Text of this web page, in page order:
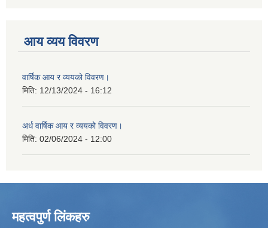
आय व्यय विवरण
वार्षिक आय र व्ययको विवरण।
मिति: 12/13/2024 - 16:12
अर्ध वार्षिक आय र व्ययको विवरण।
मिति: 02/06/2024 - 12:00
महत्वपुर्ण लिंकहरु